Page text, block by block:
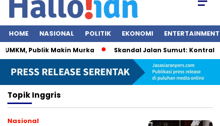
HOME NASIONAL POLITIK EKONOMI ENTERTAINMENT
Publik Makin Murka Skandal Jalan Sumut:
TopikInggris
Nasional